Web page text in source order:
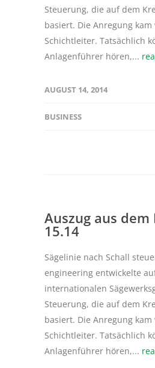
Steuerung, die auf dem
basiert. Die Anregung kam
Schichtleiter. Tatsächlich
Anlagenführer hören,...
AUGUST 14, 2014
BUSINESS
Auszug aus
15.14
Sägelinie nach Schall
engineering entwickelte
internationalen
Steuerung, die auf dem
basiert. Die Anregung kam
Schichtleiter. Tatsächlich
Anlagenführer hören,...